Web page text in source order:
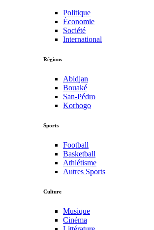
Politique
Économie
Société
International
Régions
Abidjan
Bouaké
San-Pédro
Korhogo
Sports
Football
Basketball
Athlétisme
Autres Sports
Culture
Musique
Cinéma